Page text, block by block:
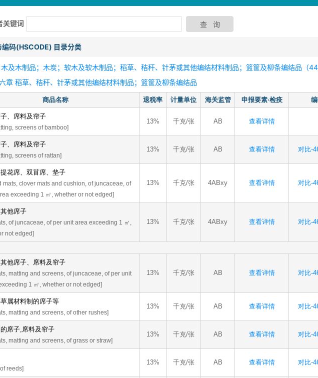
关键词
码(HSCODE) 目录分类
及木制品；木炭；软木及软木制品；稻草、秸秆、针茅或其他编结材料制品；篮筐及柳条编结品（
章 稻草、秸秆、针茅或其他编结材料制品；篮筐及柳条编结品
商品名称 退税率 计量单位 海关监管 申报要素·检疫
、席料及帘子
screens of bamboo]
13% 千克/张 AB 查看详情
、席料及帘子
screens of rattan]
13% 千克/张 AB 查看详情 对比-
花席、双苜席、垫子
mats, clover mats and cushion, of juncaceae, of
exceeding 1 ㎡, whether or not edged]
13% 千克/张 4ABxy 查看详情 对比-
他席子
of juncaceae, of per unit area exceeding 1 ㎡,
not edged]
13% 千克/张 4ABxy 查看详情 对比-
他席子、席料及帘子
matting and screens, of juncaceae, of per unit
1 ㎡, whether or not edged]
13% 千克/张 AB 查看详情 对比-
属材料制的席子等
matting and screens, of other rushes]
13% 千克/张 AB 查看详情 对比-
席子,席料及帘子
matting and screens, of grass or straw]
13% 千克/张 AB 查看详情 对比-
reeds]
13% 千克/张 AB 查看详情 对比-